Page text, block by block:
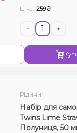
Ціна: 259₴
- +
Рідини
Набір для
Twins Lime
Полуниця, 50